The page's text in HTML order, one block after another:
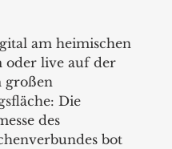
am heimischen
oder live auf der
großen
Die
des
bot